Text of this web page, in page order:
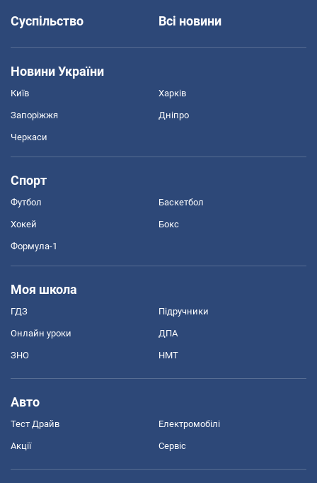
Суспільство
Всі новини
Новини України
Київ Харків
Запоріжжя Дніпро
Черкаси
Спорт
Футбол Баскетбол
Хокей Бокс
Формула-1
Моя школа
ГДЗ Підручники
Онлайн уроки ДПА
ЗНО НМТ
Авто
Тест Драйв Електромобілі
Акції Сервіс